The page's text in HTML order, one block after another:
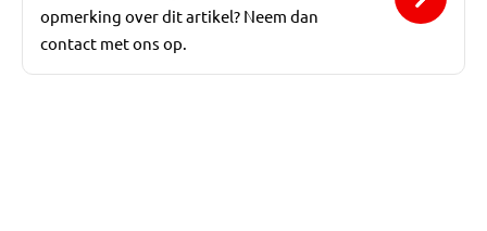
opmerking over dit artikel? Neem dan
contact met ons op.